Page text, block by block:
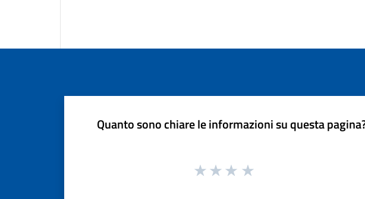
Quanto sono chiare le informazioni su questa